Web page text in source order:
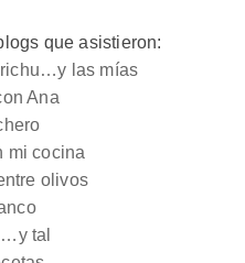
que asistieron:
las mías
Ana
mi cocina
olivos
tal